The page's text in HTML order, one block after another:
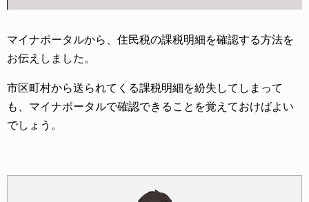
マイナポータルから、住民税の課税明細を確認する方法を
お伝えしました。
市区町村から送られてくる課税明細を紛失してしまって
も、マイナポータルで確認できることを覚えておけばよい
でしょう。